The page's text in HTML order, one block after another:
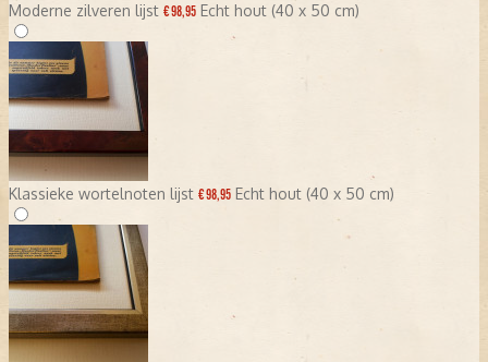
Moderne zilveren lijst € 98,95 Echt hout (40 x 50 cm)
Klassieke wortelnoten lijst € 98,95 Echt hout (40 x 50 cm)